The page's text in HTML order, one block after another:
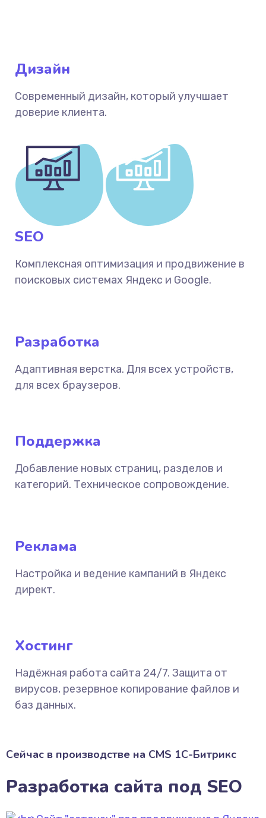
Дизайн
Современный дизайн, который улучшает
доверие клиента.
SEO
Комплексная оптимизация и продвижение в
поисковых системах Яндекс и Google.
Разработка
Адаптивная верстка. Для всех устройств,
для всех браузеров.
Поддержка
Добавление новых страниц, разделов и
категорий. Техническое сопровождение.
Реклама
Настройка и ведение кампаний в Яндекс
директ.
Хостинг
Надёжная работа сайта 24/7. Защита от
вирусов, резервное копирование файлов и
баз данных.
Сейчас в производстве на CMS 1С-Битрикс
Разработка сайта под SEO